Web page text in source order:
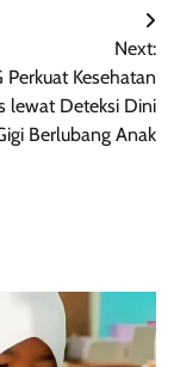
Next:
Perkuat Kesehatan
lewat Deteksi Dini
Berlubang Anak